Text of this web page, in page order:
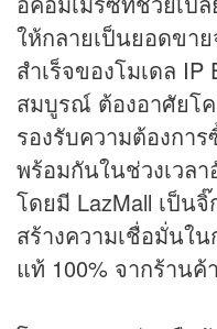
ให้กลายเป็นยอดขา
สำเร็จของโมเดล IP
สมบูรณ์ ต้องอาศัยโ
รองรับความต้องกา
พร้อมกันในช่วงเวล
โดยมี LazMall เป็น
สร้างความเชื่อมั่นใ
แท้ 100% จากร้านค้